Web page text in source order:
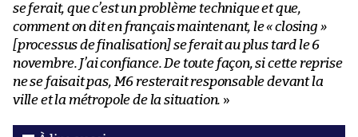
se ferait, que c’est un problème technique et que,
comment on dit en français maintenant, le « closing »
[processus de finalisation] se ferait au plus tard le 6
novembre. J’ai confiance. De toute façon, si cette reprise
ne se faisait pas, M6 resterait responsable devant la
ville et la métropole de la situation. »